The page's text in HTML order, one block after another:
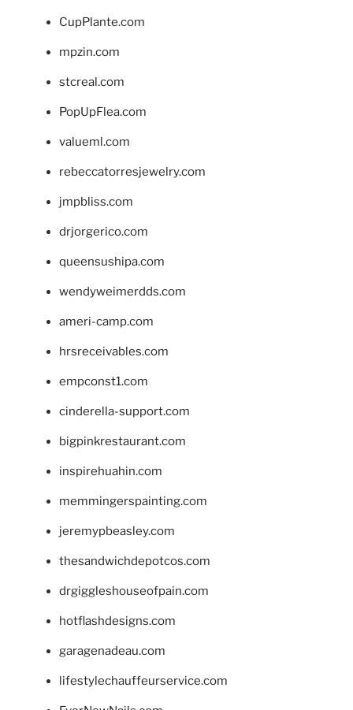
CupPlante.com
mpzin.com
stcreal.com
PopUpFlea.com
valueml.com
rebeccatorresjewelry.com
jmpbliss.com
drjorgerico.com
queensushipa.com
wendyweimerdds.com
ameri-camp.com
hrsreceivables.com
empconst1.com
cinderella-support.com
bigpinkrestaurant.com
inspirehuahin.com
memmingerspainting.com
jeremypbeasley.com
thesandwichdepotcos.com
drgiggleshouseofpain.com
hotflashdesigns.com
garagenadeau.com
lifestylechauffeurservice.com